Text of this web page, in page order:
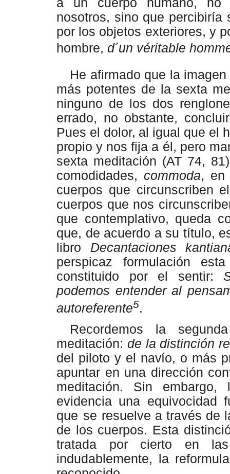
a un cuerpo humano, no
nosotros, sino que percibiría
por los objetos exteriores, y
hombre, d´un véritable
He afirmado que la
más potentes de la sexta
ninguno de los dos
errado, no obstante,
Pues el dolor, al igual que el
propio y nos fija a él, pero
sexta meditación (AT 74,
comodidades, commoda, en
cuerpos que circunscriben el
cuerpos que nos
que contemplativo, queda
que, de acuerdo a su título,
libro Decantaciones
perspicaz formulación
constituido por el sentir:
podemos entender al
autoreferente5.
Recordemos la
meditación: de la distinción
del piloto y el navío, o más
apuntar en una dirección
meditación.
Sin embargo,
evidencia una equivocidad
que se resuelve a través de
de los cuerpos. Esta
tratada por cierto en las
indudablemente,
la reformula